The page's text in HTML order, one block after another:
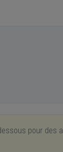
pour des